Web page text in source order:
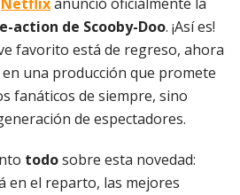
action de Scooby-Doo. ¡Así es!
favorito está de regreso, ahora
en una producción que promete
fanáticos de siempre, sino
de espectadores.
todosobre esta novedad:
en el reparto, las mejores